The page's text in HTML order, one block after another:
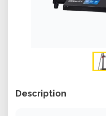
Description